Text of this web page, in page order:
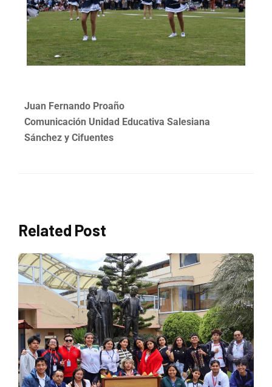
Juan Fernando Proaño
Comunicación Unidad Educativa Salesiana
Sánchez y Cifuentes
Related Post